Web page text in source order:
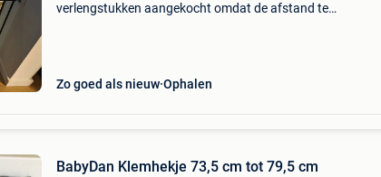
verlengstukken aangekocht omdat de afstand te
Zo goed als nieuw Ophalen
BabyDan Klemhekje 73,5 cm tot 79,5 cm